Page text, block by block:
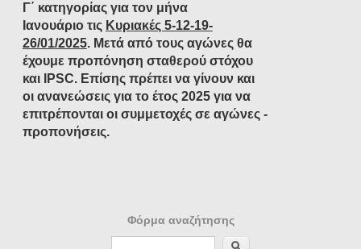
Γ΄ κατηγορίας για τον μήνα
Ιανουάριο τις Κυριακές 5-12-19-
26/01/2025. Μετά από τους αγώνες θα
έχουμε προπόνηση σταθερού στόχου
και IPSC. Επίσης πρέπει να γίνουν και
οι ανανεώσεις για το έτος 2025 για να
επιτρέπονται οι συμμετοχές σε αγώνες -
προπονήσεις.
Φόρμα αναζήτησης
Αναζήτηση